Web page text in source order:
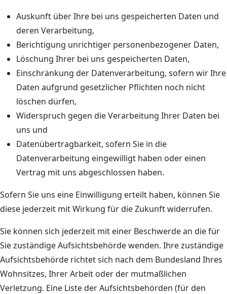
Auskunft über Ihre bei uns gespeicherten Daten und
deren Verarbeitung,
Berichtigung unrichtiger personenbezogener Daten,
Löschung Ihrer bei uns gespeicherten Daten,
Einschränkung der Datenverarbeitung, sofern wir Ihre
Daten aufgrund gesetzlicher Pflichten noch nicht
löschen dürfen,
Widerspruch gegen die Verarbeitung Ihrer Daten bei
uns und
Datenübertragbarkeit, sofern Sie in die
Datenverarbeitung eingewilligt haben oder einen
Vertrag mit uns abgeschlossen haben.
Sofern Sie uns eine Einwilligung erteilt haben, können Sie
diese jederzeit mit Wirkung für die Zukunft widerrufen.
Sie können sich jederzeit mit einer Beschwerde an die für
Sie zuständige Aufsichtsbehörde wenden. Ihre zuständige
Aufsichtsbehörde richtet sich nach dem Bundesland Ihres
Wohnsitzes, Ihrer Arbeit oder der mutmaßlichen
Verletzung. Eine Liste der Aufsichtsbehörden (für den